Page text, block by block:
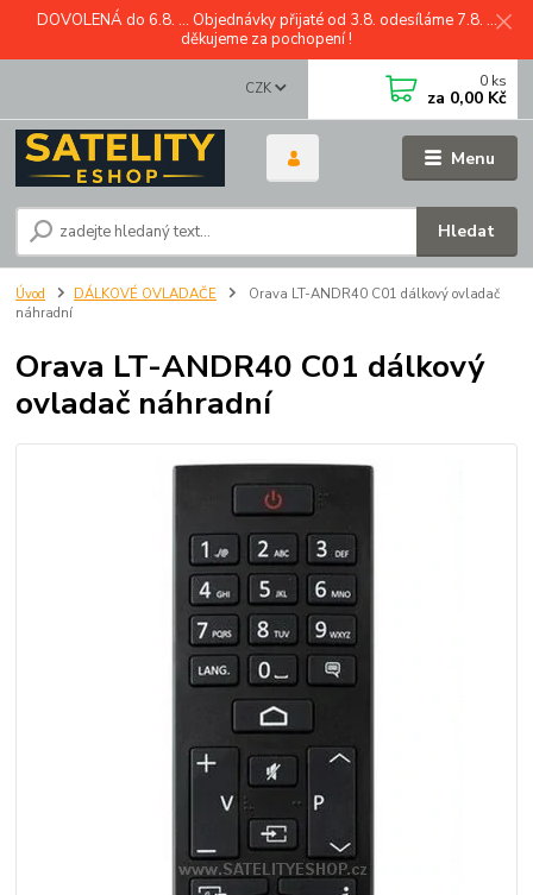
DOVOLENÁ do 6.8. ... Objednávky přijaté od 3.8. odesíláme 7.8. ...
děkujeme za pochopení !
Menu
CZK
Hledat
0 ks
za 0,00 Kč
Úvod DÁLKOVÉ OVLADAČE
Orava LT-ANDR40 C01 dálkový ovladač
náhradní
Orava LT-ANDR40 C01 dálkový
ovladač náhradní